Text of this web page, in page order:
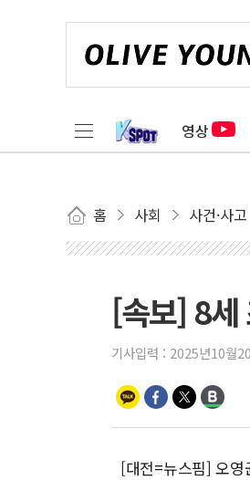
영상
홈 사회 사건·사고
[속보] 8세
기사입력 : 2025년10월
[대전=뉴스핌] 오영